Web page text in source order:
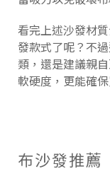
看完上述沙發材
發款式了呢？不
類，還是建議親
軟硬度，更能確
布沙發推薦